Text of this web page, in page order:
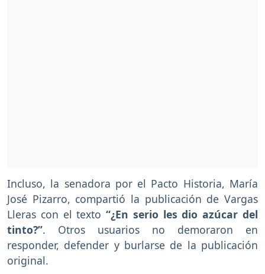
Incluso, la senadora por el Pacto Historia, María
José Pizarro, compartió la publicación de Vargas
Lleras con el texto“¿En serio les dio azúcar del
tinto?”. Otros usuarios no demoraron en
responder, defender y burlarse de la publicación
original.